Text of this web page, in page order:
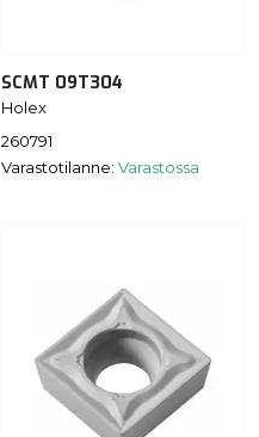
SCMT 09T304
Holex
260791
Varastotilanne: Varastossa